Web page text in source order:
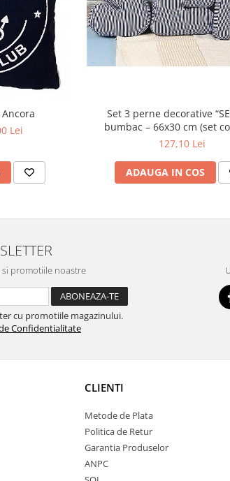
Lei
Set 3 perne decorative
bumbac – 66x30 cm (set
127,10 Lei
ADAUGA IN COS
promotiile noastre
cu promotiile magazinului.
Confidentialitate
CLIENTI
Metode de Plata
Politica de Retur
Garantia Produselor
ANPC